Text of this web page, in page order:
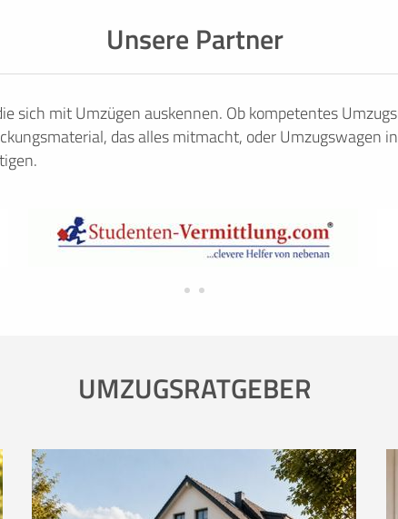
Unsere Partner
sich mit Umzügen auskennen. Ob kompetentes
das alles mitmacht, oder Umzugswagen
UMZUGSRATGEBER